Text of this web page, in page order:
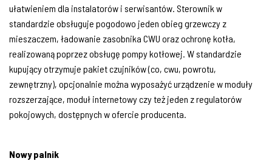
ułatwieniem dla instalatorów i serwisantów. Sterownik w
standardzie obsługuje pogodowo jeden obieg grzewczy z
mieszaczem, ładowanie zasobnika CWU oraz ochronę kotła,
realizowaną poprzez obsługę pompy kotłowej. W standardzie
kupujący otrzymuje pakiet czujników (co, cwu, powrotu,
zewnętrzny), opcjonalnie można wyposażyć urządzenie w moduły
rozszerzające, moduł internetowy czy też jeden z regulatorów
pokojowych, dostępnych w ofercie producenta.
Nowy palnik